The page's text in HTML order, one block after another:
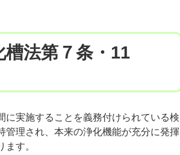
法第７条・11
実施することを義務付けられている検
理され、本来の浄化機能が充分に発揮
す。